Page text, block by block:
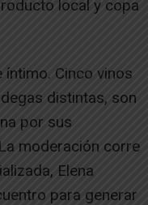
local y copa
Cinco vinos
distintas, son
por sus
moderación corre
Elena
para generar